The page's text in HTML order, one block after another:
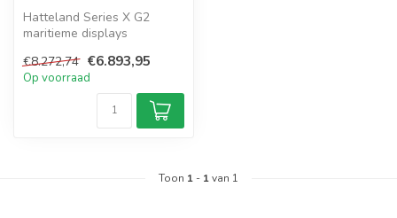
Hatteland Series X G2
maritieme displays
bediening, SXGA-...
€8.272,74 €6.893,95
Op voorraad
Toon 1 - 1van 1